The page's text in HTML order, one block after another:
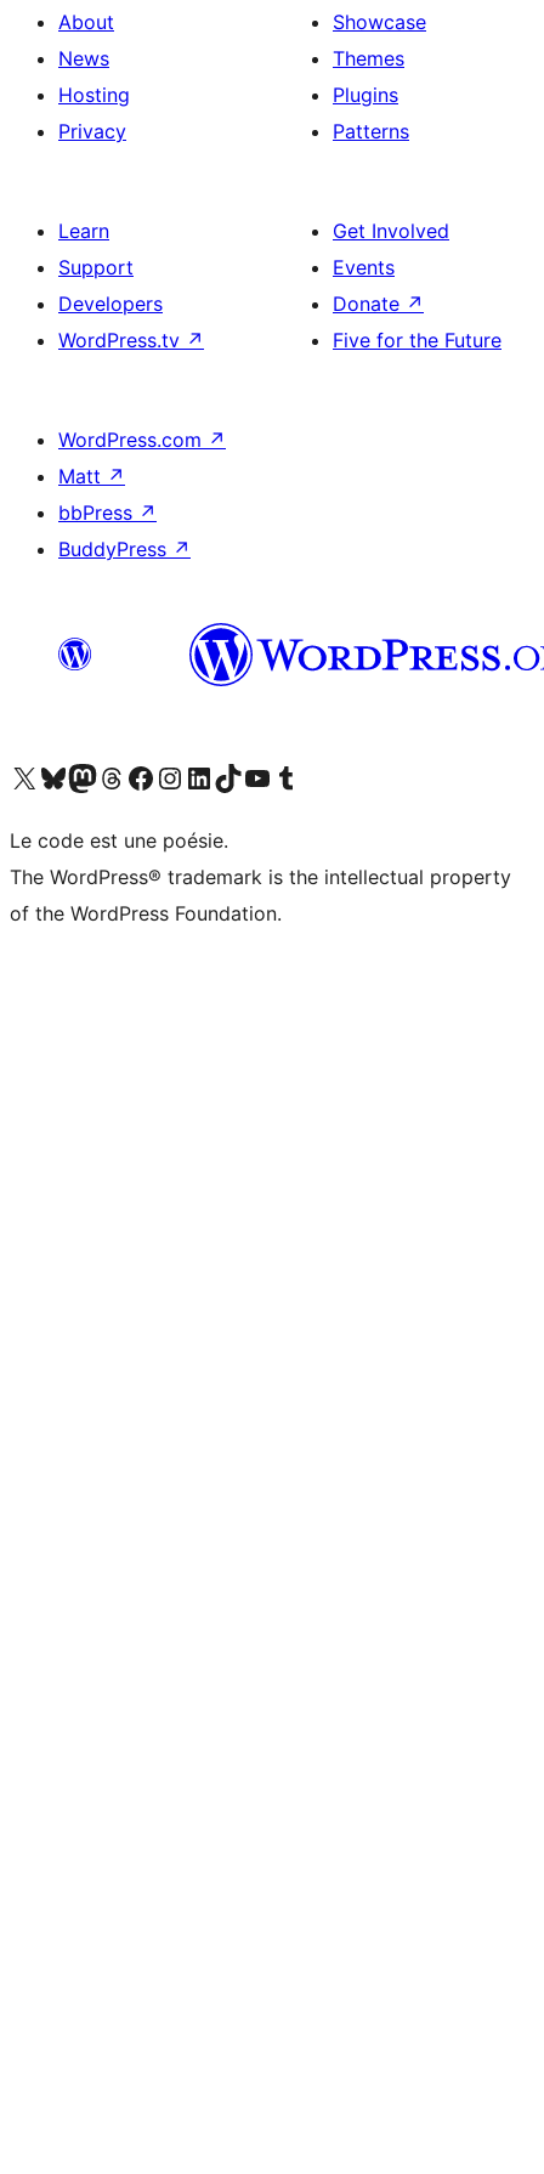
About
News
Hosting
Privacy
Showcase
Themes
Plugins
Patterns
Learn
Support
Developers
WordPress.tv ↗
Get Involved
Events
Donate ↗
Five for the Future
WordPress.com ↗
Matt ↗
bbPress ↗
BuddyPress ↗
Visit our X (formerly Twitter) account
Visitez notre compte Bluesky
Visit our Mastodon account
Visitez notre compte Threads
Visit our Facebook page
Visit our Instagram account
Visit our LinkedIn account
Visitez notre compte TikTok
Visit our YouTube channel
Visitez notre compte Tumblr
Le code est une poésie.
The WordPress® trademark is the intellectual property
of the WordPress Foundation.